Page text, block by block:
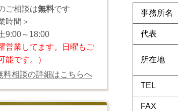
事務所名
代表
所在地
TEL
FAX
ご相談は無料です
時間＞
9:00～18:00
営業してます。日曜もご
能です。）
料相談の詳細はこちらへ